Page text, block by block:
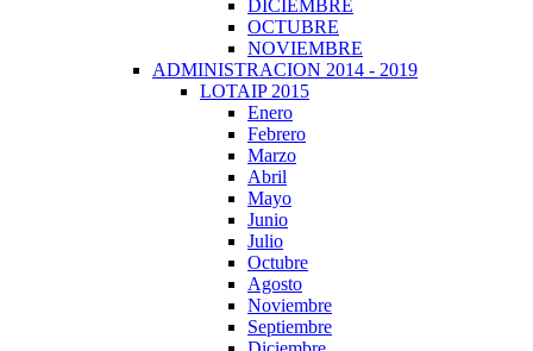
DICIEMBRE
OCTUBRE
NOVIEMBRE
ADMINISTRACION 2014 - 2019
LOTAIP 2015
Enero
Febrero
Marzo
Abril
Mayo
Junio
Julio
Octubre
Agosto
Noviembre
Septiembre